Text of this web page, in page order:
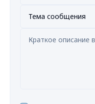
Тема сообщения